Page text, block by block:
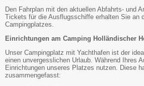
Den Fahrplan mit den aktuellen Abfahrts- und
Tickets für die Ausflugsschiffe erhalten Sie an
Campingplatzes.
Einrichtungen am Camping Holländischer
Unser Campingplatz mit Yachthafen ist der
einen unvergesslichen Urlaub. Während Ihres
Einrichtungen unseres Platzes nutzen. Diese
zusammengefasst: